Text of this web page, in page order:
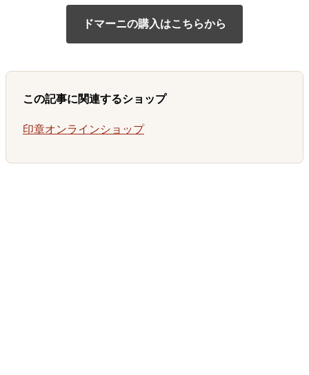
ドマーニの購入はこちらから
この記事に関連するショップ
印章オンラインショップ